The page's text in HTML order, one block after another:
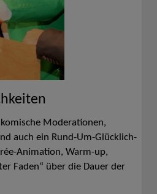
Moderationen,
auch ein Rund-Um-Glücklich-
Animation, Warm-up,
Faden“ über die Dauer der